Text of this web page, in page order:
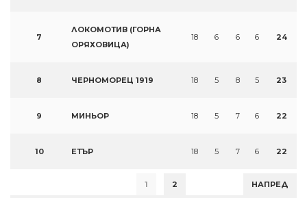
7
ЛОКОМОТИВ (ГОРНА
ОРЯХОВИЦА)
18 6 6 6 24
8 ЧЕРНОМОРЕЦ 1919 18 5 8 5 23
9 МИНЬОР 18 5 7 6 22
10 ЕТЪР 18 5 7 6 22
1 2 НАПРЕД